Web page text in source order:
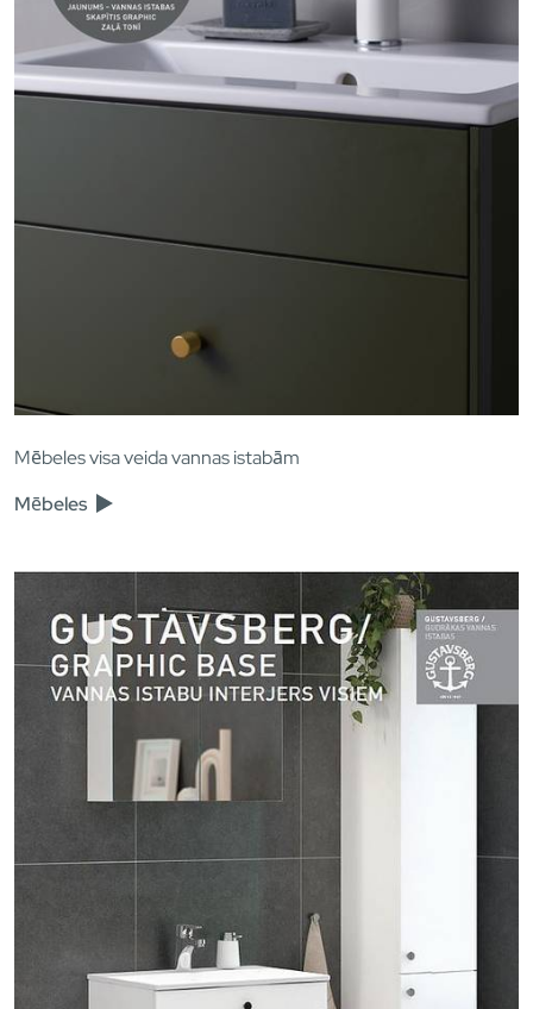
Mēbeles visa veida vannas istabām
Mēbeles